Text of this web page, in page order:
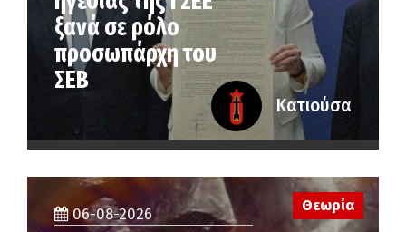
ξανά σε ρόλο
προσωπάρχη του
ΣΕΒ
Κατιούσα
06-08-2026
Θεωρία